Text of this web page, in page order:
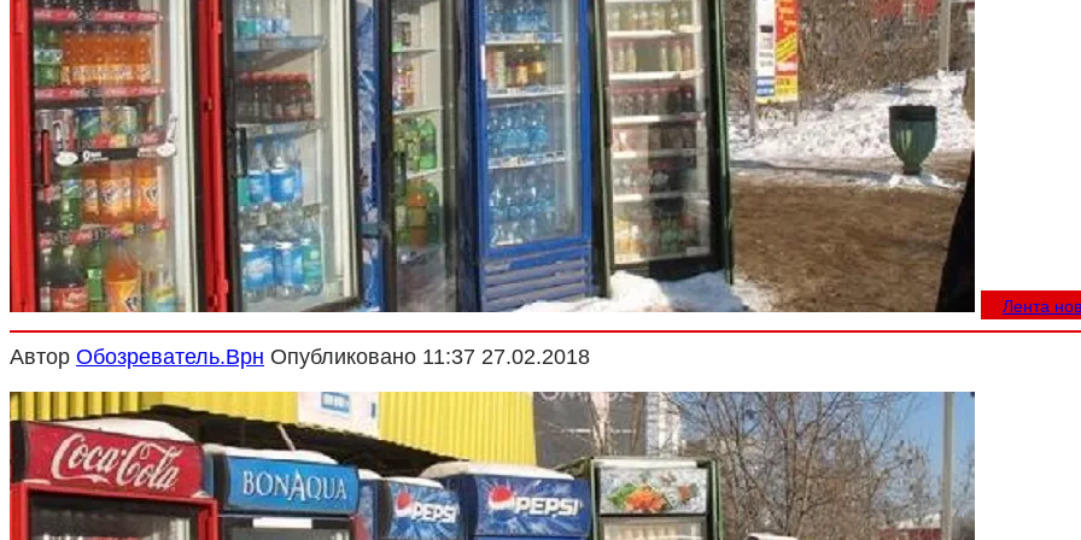
Криминал
Спорт
Черноземье
Россия
Лента
Автор Обозреватель.Врн Опубликовано 11:37 27.02.2018